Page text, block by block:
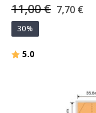
11,00 € Special
Price
7,70 €
30%
Hodnotenie:
5.0z 5 hviezdičiek